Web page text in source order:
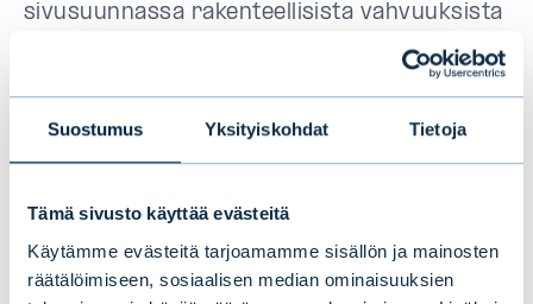
Suostumus Yksityiskohdat Tietoja
Tämä sivusto käyttää evästeitä
Käytämme evästeitä tarjoamamme sisällön ja mainosten
räätälöimiseen, sosiaalisen median ominaisuuksien
sivusuunnassa rakenteellisista vahvuuksista
huolimatta. Merkittävimpiä huolenaiheita
talouskasvun liian nopealle hidastumiselle.
Jaksamme kuitenkin muistuttaa, että vahva